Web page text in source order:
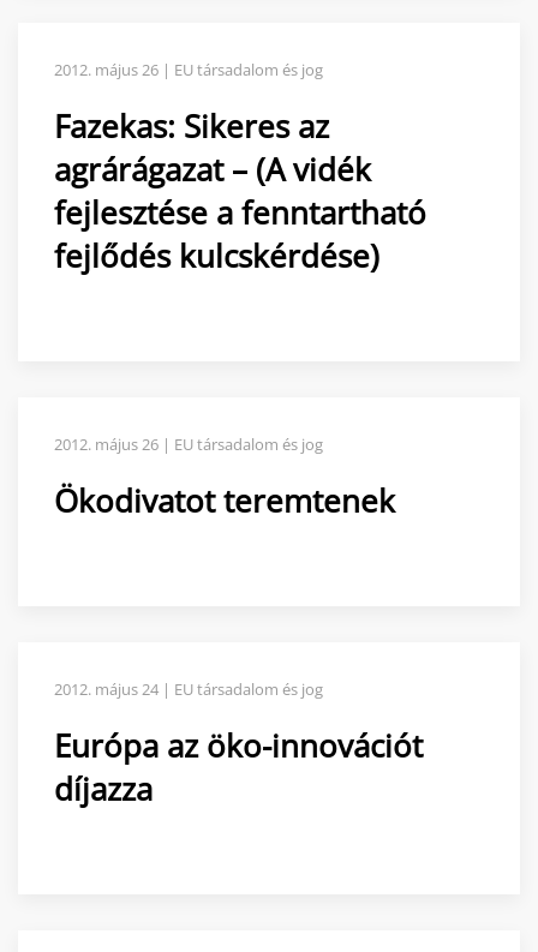
2012. május 26 | EU társadalom és jog
Fazekas: Sikeres az
agrárágazat – (A vidék
fejlesztése a fenntartható
fejlődés kulcskérdése)
2012. május 26 | EU társadalom és jog
Ökodivatot teremtenek
2012. május 24 | EU társadalom és jog
Európa az öko-innovációt
díjazza